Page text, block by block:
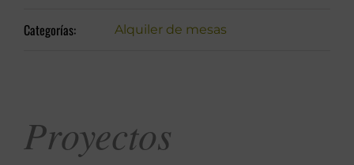
Categorías: Alquiler de mesas
Proyectos